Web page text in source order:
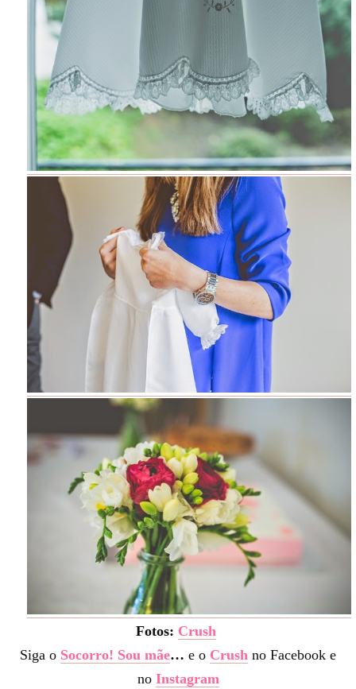
Fotos: Crush
Siga o Socorro! Sou mãe… e o Crush no Facebook e
no Instagram